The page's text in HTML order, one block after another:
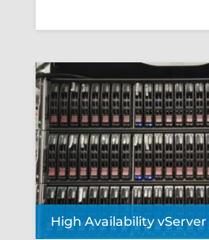
High Availability